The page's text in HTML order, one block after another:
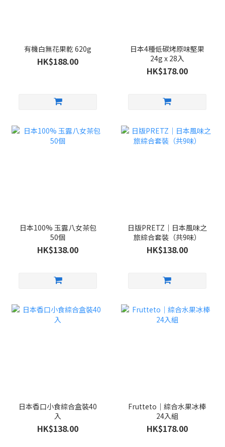
有機白無花果乾 620g
HK$188.00
日本4種低碳烤原味堅果
24g x 28入
HK$178.00
日本100% 玉露八女茶包
50個
HK$138.00
日版PRETZ｜日本風味之
旅綜合套裝（共9味）
HK$138.00
日本香口小食綜合盒裝40
入
HK$138.00
Frutteto｜綜合水果冰棒
24入組
HK$178.00